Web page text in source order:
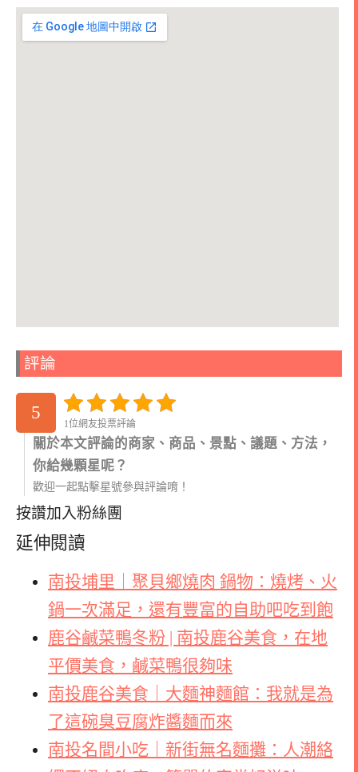
評論
5
1位網友投票評論
關於本文評論的商家、商品、景點、議題、方法，
你給幾顆星呢？
歡迎一起點擊星號參與評論唷！
按讚加入粉絲團
延伸閱讀
南投埔里｜聚貝鄉燒肉 鍋物：燒烤、火
鍋一次滿足，還有豐富的自助吧吃到飽
鹿谷鹹菜鴨冬粉 | 南投鹿谷美食，在地
平價美食，鹹菜鴨很夠味
南投鹿谷美食｜大麵神麵館：我就是為
了這碗臭豆腐炸醬麵而來
南投名間小吃｜新街無名麵攤：人潮絡